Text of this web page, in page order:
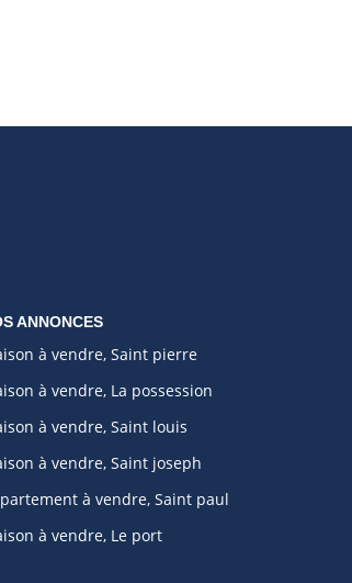
ANNONCES
à vendre, Saint pierre
à vendre, La possession
à vendre, Saint louis
à vendre, Saint joseph
à vendre, Saint paul
à vendre, Le port